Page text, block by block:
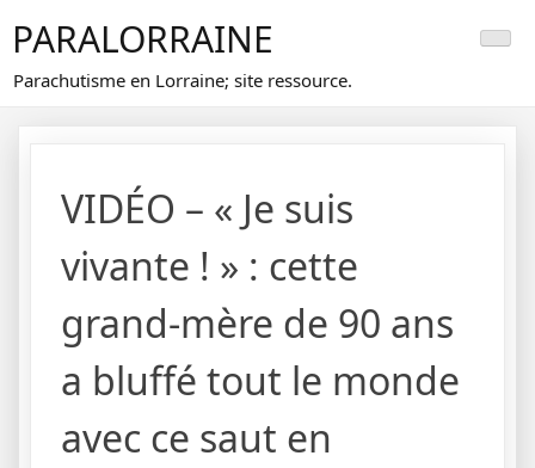
content
PARALORRAINE
Parachutisme en Lorraine; site ressource.
VIDÉO – « Je suis
vivante ! » : cette
grand-mère de 90 ans
a bluffé tout le monde
avec ce saut en